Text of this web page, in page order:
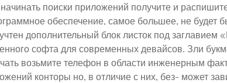
поиски приложений получите и
обеспечение, самое большее, не будет
дополнительный блок листок под заглавием
софта для современных девайсов. Зли
возьмите телефон в области инженерным
конторы но, в отличие с них, без- может